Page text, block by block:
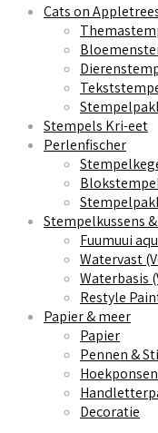
Cats on
Stempels Kri-eet
Perlenfischer
Stempelkussens
Fuumuui
Watervast
Waterbasis
Restyle
Papier & meer
Papier
Pennen &
Decoratie